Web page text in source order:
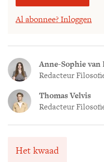
Al abonnee? Inloggen
Anne-Sophie van
Redacteur
Thomas Velvis
Redacteur
Het kwaad